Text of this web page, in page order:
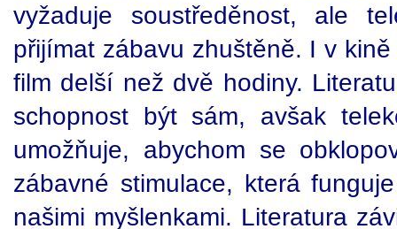
vyžaduje soustředěnost, ale
přijímat zábavu zhuštěně. I v
film delší než dvě hodiny.
schopnost být sám, avšak
umožňuje, abychom se
zábavné stimulace, která
našimi myšlenkami. Literatura